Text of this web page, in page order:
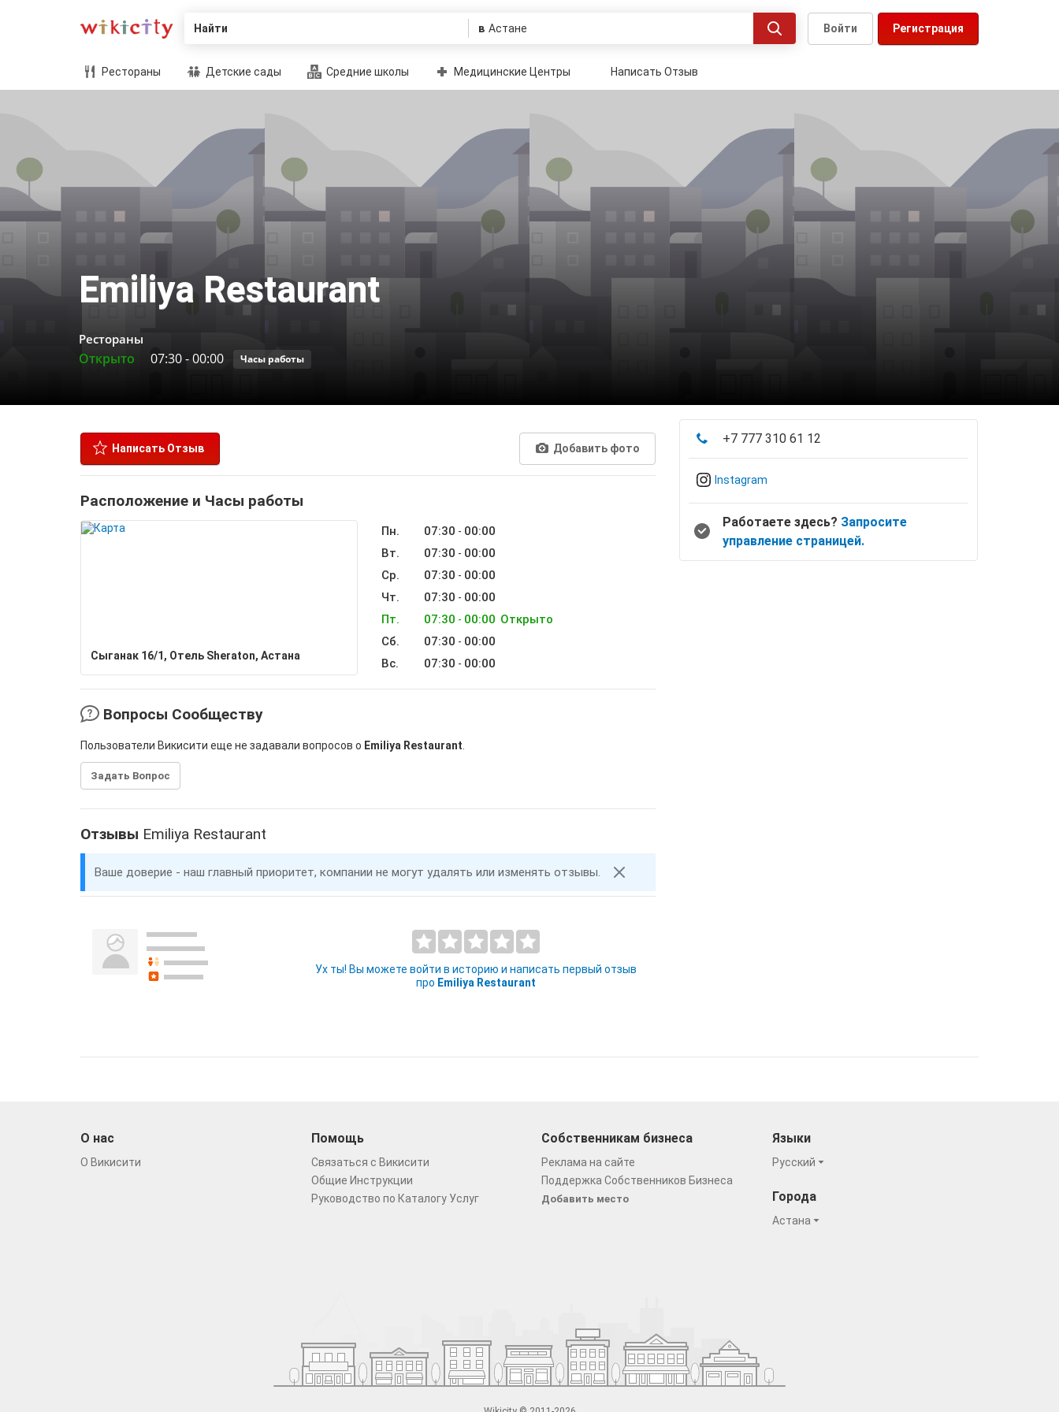
Найти в Регистрация
Войти
Рестораны Детские сады Средние школы Медицинские Центры Написать Отзыв
Emiliya Restaurant
Рестораны
Открыто 07:30-00:00 Часы работы
Написать Отзыв Добавить фото
Расположение и Часы работы
Сыганак 16/1, Отель Sheraton, Астана
Пн. 07:30 - 00:00
Вт.
07:30 - 00:00
Ср.
07:30 - 00:00
Чт.
07:30 - 00:00
Пт.
07:30 - 00:00 Открыто
Сб.
07:30 - 00:00
Вс.
07:30 - 00:00
Вопросы Сообществу
Пользователи Викисити еще не задавали вопросов о Emiliya Restaurant
Задать Вопрос
Отзывы Emiliya Restaurant
Ваше доверие - наш главный приоритет, компании не могут удалять или изменять отзывы.
Ух ты! Вы можете войти в историю и написать первый отзыв
про Emiliya Restaurant
+7 777 310 61 12
Instagram
Работаете здесь? Запросите
управление страницей.
О нас
О Викисити
Помощь
Связаться с Викисити
Общие Инструкции
Руководство по Каталогу Услуг
Собственникам бизнеса
Реклама на сайте
Поддержка Собственников Бизнеса
Добавить место
Языки
Русский
Города
Астана